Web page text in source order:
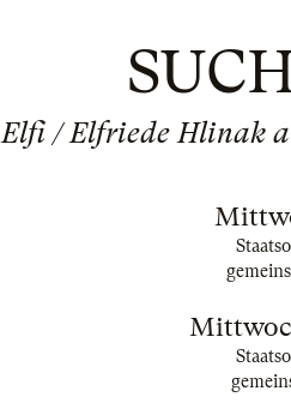
Elfi / Elfriede Hlinak